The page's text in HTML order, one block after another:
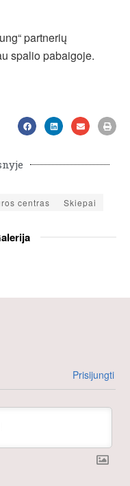
partnerių
spalio pabaigoje.
centras Skiepai
Prisijungti